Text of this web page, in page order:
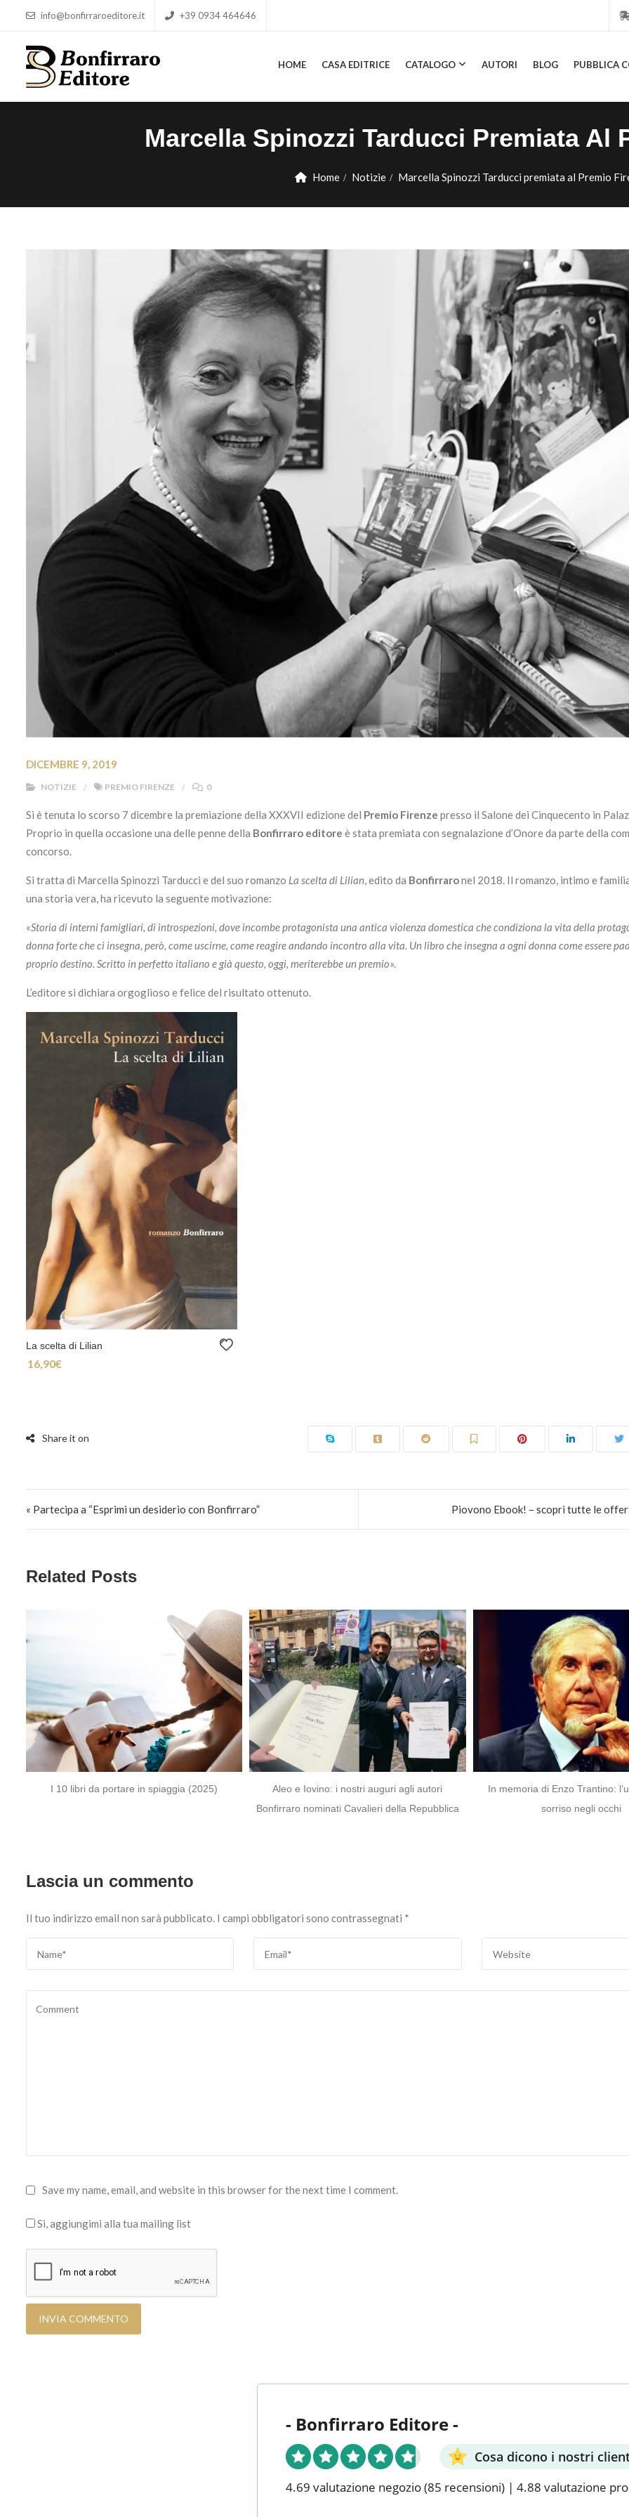
info@bonfirraroeditore.it +39 0934 464646
HOME CASA EDITRICE CATALOGO AUTORI BLOG PUBBLICA
Marcella Spinozzi Tarducci Premiata Al
Home Notizie Marcella Spinozzi Tarducci premiata al Premio
DICEMBRE 9, 2019
NOTIZIE PREMIO FIRENZE 0
Si è tenuta lo scorso 7 dicembre la premiazione della XXXVII edizione del Premio Firenze presso il Salone dei Cinquecento in
Proprio in quella occasione una delle penne della Bonfirraro editore è stata premiata con segnalazione d’Onore da parte della
concorso.
Si tratta di Marcella Spinozzi Tarducci e del suo romanzo La scelta di Lilian, edito da Bonfirraronel 2018. Il romanzo, intimo e
una storia vera, ha ricevuto la seguente motivazione:
«Storia di interni famigliari, di introspezioni, dove incombe protagonista una antica violenza domestica che condiziona la vita della
donna forte che ci insegna, però, come uscirne, come reagire andando incontro alla vita. Un libro che insegna a ogni donna come essere
proprio destino. Scritto in perfetto italiano e già questo, oggi, meriterebbe un premio».
L’editore si dichiara orgoglioso e felice del risultato ottenuto.
La scelta di Lilian
16,90€
Navigazione articoli
« Partecipa a “Esprimi un desiderio con Bonfirraro” Piovono Ebook! – scopri tutte le
Related Posts
I 10 libri da portare in spiaggia (2025)
Aleo e Iovino: i nostri auguri agli autori
Bonfirraro nominati Cavalieri della Repubblica
In memoria di Enzo Trantino: l’uomo
sorriso negli occhi
Lascia un commento
Il tuo indirizzo email non sarà pubblicato. I campi obbligatori sono contrassegnati *
Save my name, email, and website in this browser for the next time I comment.
Si, aggiungimi alla tua mailing list
- Bonfirraro Editore -
Cosa dicono i nostri
4.69 valutazione negozio(85 recensioni) | 4.88 valutazione